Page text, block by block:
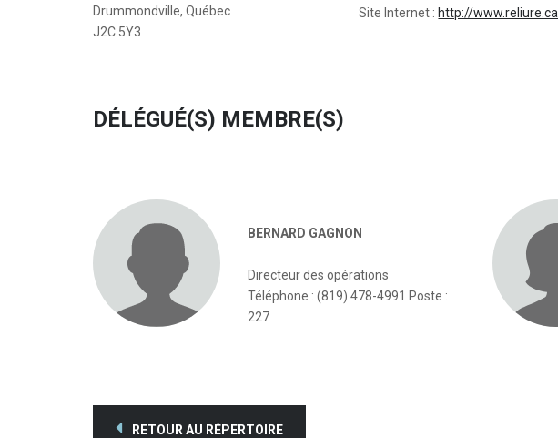
Drummondville, Québec
J2C 5Y3
Site Internet : http://www.reliure.ca
DÉLÉGUÉ(S) MEMBRE(S)
BERNARD GAGNON
Directeur des opérations
Téléphone : (819) 478-4991 Poste :
227
RETOUR AU RÉPERTOIRE